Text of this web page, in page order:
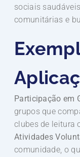
sociais
comunitárias e
Participação em
grupos que
clubes de leitura
Atividades
comunidade, o